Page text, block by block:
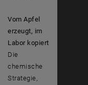
Vom Apfel
erzeugt, im
Labor kopiert
Die
chemische
Strategie,